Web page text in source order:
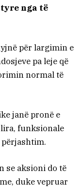
nga të
për largimin e
pa leje që
normal të
janë pronë e
funksionale
përjashtim.
se aksioni do të
duke vepruar